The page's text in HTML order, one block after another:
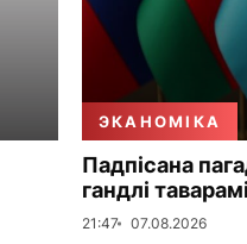
ЭКАНОМІКА
Падпісана
гандлі
21:47 07.08.2026